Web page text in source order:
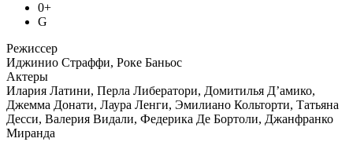
0+
G
Режиссер
Иджинио Страффи, Роке Баньос
Актеры
Илария Латини, Перла Либератори, Домитилья Д’амико,
Джемма Донати, Лаура Ленги, Эмилиано Кольторти, Татьяна
Десси, Валерия Видали, Федерика Де Бортоли, Джанфранко
Миранда